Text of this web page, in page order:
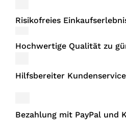
Risikofreies
Hochwertige Qualität zu
Hilfsbereiter Kundenservice
Bezahlung mit PayPal und